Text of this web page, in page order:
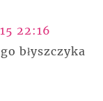
22:16
błyszczyka